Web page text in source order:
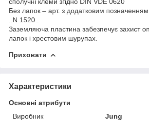
Без лапок – арт. з додатковим
..N 1520..
Заземляюча пластина забезпечує захист
лапок і хрестовим шурупах.
Приховати
Характеристики
Основні атрибути
Виробник
Jung